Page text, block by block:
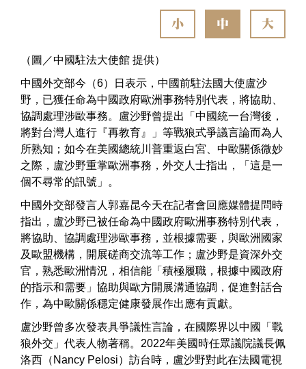
小 中 大
（圖／中國駐法大使館 提供）
中國外交部今（6）日表示，中國前駐法國大使盧沙
野，已獲任命為中國政府歐洲事務特別代表，將協助、
協調處理涉歐事務。盧沙野曾提出「中國統一台灣後，
將對台灣人進行『再教育』」等戰狼式爭議言論而為人
所熟知；如今在美國總統川普重返白宮、中歐關係微妙
之際，盧沙野重掌歐洲事務，外交人士指出，「這是一
個不尋常的訊號」。
中國外交部發言人郭嘉昆今天在記者會回應媒體提問時
指出，盧沙野已被任命為中國政府歐洲事務特別代表，
將協助、協調處理涉歐事務，並根據需要，與歐洲國家
及歐盟機構，開展磋商交流等工作；盧沙野是資深外交
官，熟悉歐洲情況，相信能「積極履職，根據中國政府
的指示和需要」協助與歐方開展溝通協調，促進對話合
作，為中歐關係穩定健康發展作出應有貢獻。
盧沙野曾多次發表具爭議性言論，在國際界以中國「戰
狼外交」代表人物著稱。2022年美國時任眾議院議長佩
洛西（Nancy Pelosi）訪台時，盧沙野對此在法國電視